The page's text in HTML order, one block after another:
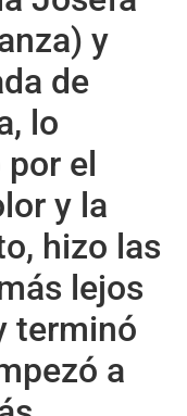
y
de
lo
el
y la
hizo las
lejos
terminó
a